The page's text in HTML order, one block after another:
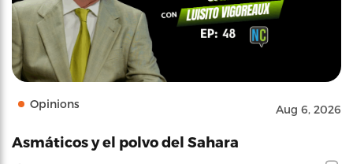
Opinions Aug 6, 2026
Asmáticos y el polvo del Sahara